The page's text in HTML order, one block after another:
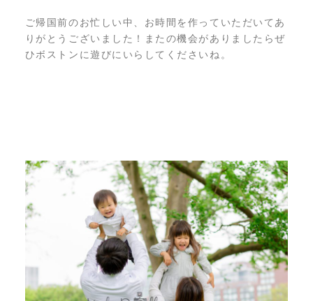
ご帰国前のお忙しい中、お時間を作っていただいてあ
りがとうございました！またの機会がありましたらぜ
ひボストンに遊びにいらしてくださいね。